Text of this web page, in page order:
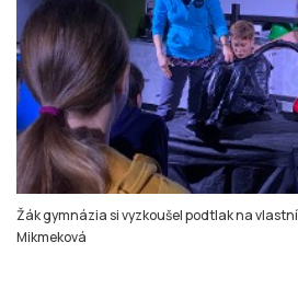
Žák gymnázia si vyzkoušel podtlak na
Mikmeková